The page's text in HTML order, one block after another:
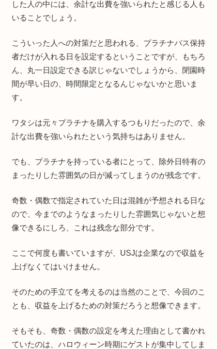
した人の中には、余計な出費を強いられたと感じる人も
いることでしょう。
こういった人への対策だと思われる、プラチナパス保持
者だけが入れる日を設定するということですが、もちろ
ん、丸一日設定できる訳じゃないでしょうから、閉園時
間が早い日の、時間限定となるんじゃないかと思いま
す。
ワタシは元々プラチナを購入するつもりだったので、余
計な出費を強いられたという気持ちはありません。
でも、プラチナを持っている者にとって、除外日特有の
まったりした雰囲気の日が減ってしまうのが残念です。
奇数・偶数で指定されていた日は混雑が予想される日な
ので、今までのようなまったりした雰囲気じゃないと想
像できるにしろ、これは残念な部分です。
ここで何度も書いていますが、USJは企業なので収益を
上げなくてはいけません。
そのための手立てを考えるのは当然のことで、今回のこ
とも、収益を上げるための対策だろうと想像できます。
そもそも、奇数・偶数の設定を考えた理由として書かれ
ていたのは、ハロウィーン時期にゲストが集中してしま